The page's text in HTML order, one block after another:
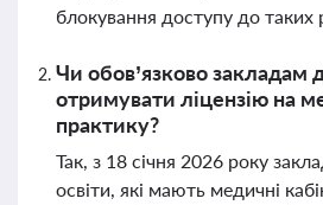
блокування доступу до таких
Чи обов’язково закладам
отримувати ліцензію на
практику?
Так, з 18 січня 2026 року
освіти, які мають медичні